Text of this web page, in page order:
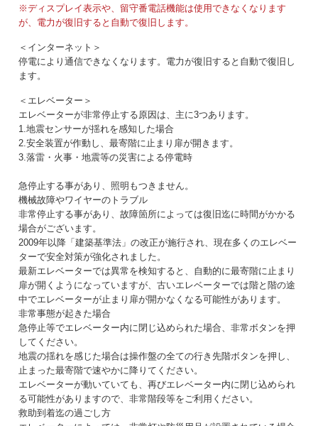
※ディスプレイ表示や、留守番電話機能は使用できなくなります
が、電力が復旧すると自動で復旧します。
＜インターネット＞
停電により通信できなくなります。電力が復旧すると自動で復旧し
ます。
＜エレベーター＞
エレベーターが非常停止する原因は、主に3つあります。
1.地震センサーが揺れを感知した場合
2.安全装置が作動し、最寄階に止まり扉が開きます。
3.落雷・火事・地震等の災害による停電時
急停止する事があり、照明もつきません。
機械故障やワイヤーのトラブル
非常停止する事があり、故障箇所によっては復旧迄に時間がかかる
場合がございます。
2009年以降「建築基準法」の改正が施行され、現在多くのエレベー
ターで安全対策が強化されました。
最新エレベーターでは異常を検知すると、自動的に最寄階に止まり
扉が開くようになっていますが、古いエレベーターでは階と階の途
中でエレベーターが止まり扉が開かなくなる可能性があります。
非常事態が起きた場合
急停止等でエレベーター内に閉じ込められた場合、非常ボタンを押
してください。
地震の揺れを感じた場合は操作盤の全ての行き先階ボタンを押し、
止まった最寄階で速やかに降りてください。
エレベーターが動いていても、再びエレベーター内に閉じ込められ
る可能性がありますので、非常階段等をご利用ください。
救助到着迄の過ごし方